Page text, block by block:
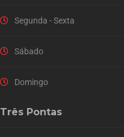
Segunda - Sexta
Sábado
Domingo
Três Pontas